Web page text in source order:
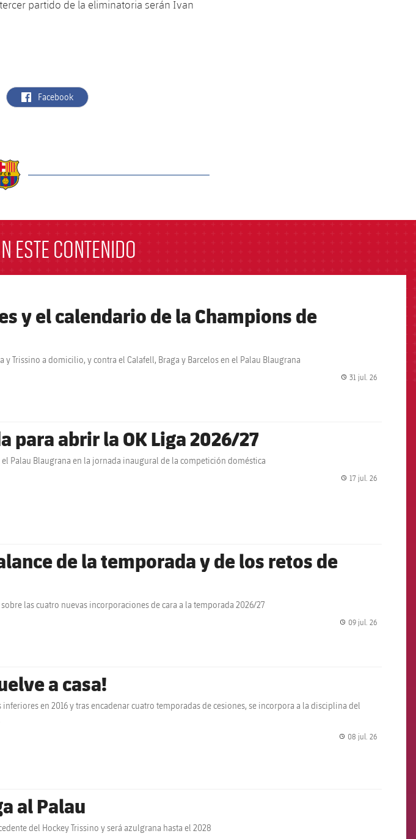
partido de la eliminatoria serán Ivan
label.aria.facebook
Facebook
ESTE CONTENIDO
y el calendario de la Champions de
y Trissino a domicilio, y contra el Calafell, Braga y Barcelos en el Palau Blaugrana
31 jul. 26
para abrir la OK Liga 2026/27
Palau Blaugrana en la jornada inaugural de la competición doméstica
17 jul. 26
de la temporada y de los retos de
las cuatro nuevas incorporaciones de cara a la temporada 2026/27
09 jul. 26
a casa!
en 2016 y tras encadenar cuatro temporadas de cesiones, se incorpora a la disciplina del
08 jul. 26
al Palau
del Hockey Trissino y será azulgrana hasta el 2028